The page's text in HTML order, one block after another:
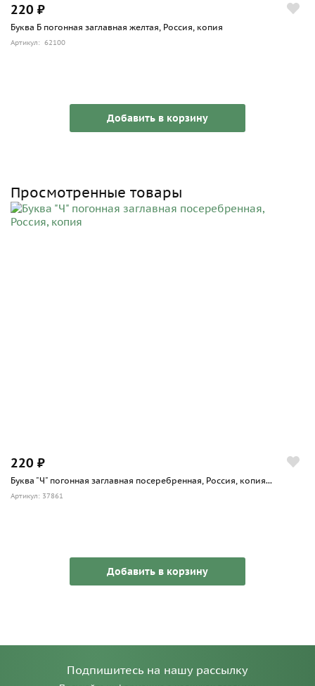
220 ₽
Буква Б погонная заглавная желтая, Россия, копия
Артикул: 62100
Добавить в корзину
Просмотренные товары
220 ₽
Буква "Ч" погонная заглавная посеребренная, Россия, копия...
Артикул: 37861
Добавить в корзину
Подпишитесь на нашу рассылку